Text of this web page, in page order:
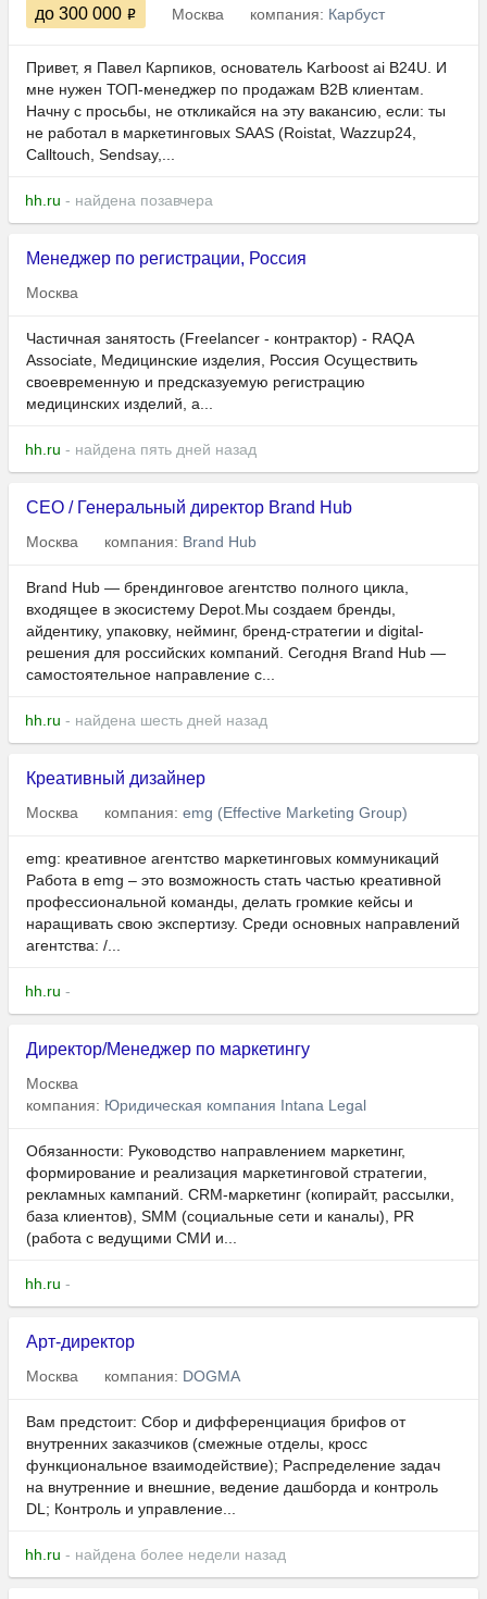
до 300 000 Москва компания: Карбуст
Привет, я Павел Карпиков, основатель Karboost ai B24U. И
мне нужен ТОП-менеджер по продажам B2B клиентам.
Начну с просьбы, не откликайся на эту вакансию, если: ты
не работал в маркетинговых SAAS (Roistat, Wazzup24,
Calltouch, Sendsay,...
hh.ru - найдена позавчера
Менеджер по регистрации, Россия
Москва
Частичная занятость (Freelancer - контрактор) - RAQA
Associate, Медицинские изделия, Россия Осуществить
cвоевременную и предсказуемую регистрацию
медицинских изделий, а...
hh.ru - найдена пять дней назад
CEO / Генеральный директор Brand Hub
Москва компания: Brand Hub
Brand Hub — брендинговое агентство полного цикла,
входящее в экосистему Depot.Мы создаем бренды,
айдентику, упаковку, нейминг, бренд-стратегии и digital-
решения для российских компаний. Сегодня Brand Hub —
самостоятельное направление с...
hh.ru - найдена шесть дней назад
Креативный дизайнер
Москва компания: emg (Effective Marketing Group)
emg: креативное агентство маркетинговых коммуникаций
Работа в emg – это возможность стать частью креативной
профессиональной команды, делать громкие кейсы и
наращивать свою экспертизу. Среди основных направлений
агентства: /...
hh.ru -
Директор/Менеджер по маркетингу
Москва
компания: Юридическая компания Intana Legal
Обязанности: Руководство направлением маркетинг,
формирование и реализация маркетинговой стратегии,
рекламных кампаний. CRM-маркетинг (копирайт, рассылки,
база клиентов), SMM (социальные сети и каналы), PR
(работа с ведущими СМИ и...
hh.ru -
Арт-директор
Москва компания: DOGMA
Вам предстоит: Сбор и дифференциация брифов от
внутренних заказчиков (смежные отделы, кросс
функциональное взаимодействие); Распределение задач
на внутренние и внешние, ведение дашборда и контроль
DL; Контроль и управление...
hh.ru - найдена более недели назад